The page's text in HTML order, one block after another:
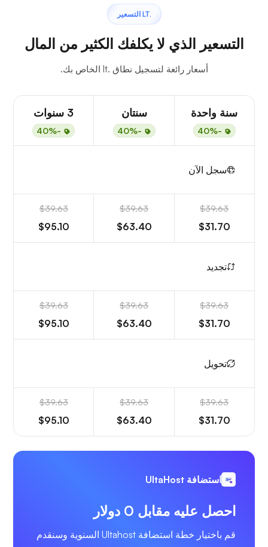
.LT التسعير
التسعير الذي لا يكلفك الكثير من المال
أسعار رائعة لتسجيل نطاق .lt الخاص بك.
سنة واحدة
-40%
سنتان
-40%
3 سنوات
-40%
سجل الآن
$39.63
$31.70
$39.63
$63.40
$39.63
$95.10
تجديد
$39.63
$31.70
$39.63
$63.40
$39.63
$95.10
تحويل
$39.63
$31.70
$39.63
$63.40
$39.63
$95.10
استضافة UltaHost
احصل عليه مقابل 0 دولار
قم باختيار خطة استضافة Ultahost السنوية وسنقدم